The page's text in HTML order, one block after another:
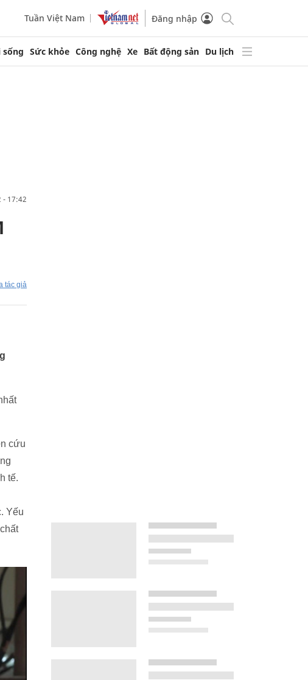
Tuần Việt Nam Đăng nhập
Sức khỏe Công nghệ Xe Bất động sản Du lịch
- 17:42
tác giả
cứu
tế.
Yếu